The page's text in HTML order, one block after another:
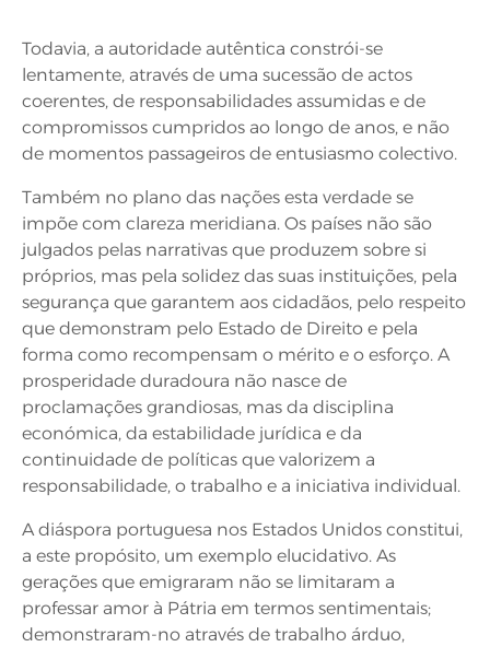
Todavia, a autoridade autêntica constrói-se
lentamente, através de uma sucessão de actos
coerentes, de responsabilidades assumidas e de
compromissos cumpridos ao longo de anos, e não
de momentos passageiros de entusiasmo colectivo.
Também no plano das nações esta verdade se
impõe com clareza meridiana. Os países não são
julgados pelas narrativas que produzem sobre si
próprios, mas pela solidez das suas instituições, pela
segurança que garantem aos cidadãos, pelo respeito
que demonstram pelo Estado de Direito e pela
forma como recompensam o mérito e o esforço. A
prosperidade duradoura não nasce de
proclamações grandiosas, mas da disciplina
económica, da estabilidade jurídica e da
continuidade de políticas que valorizem a
responsabilidade, o trabalho e a iniciativa individual.
A diáspora portuguesa nos Estados Unidos constitui,
a este propósito, um exemplo elucidativo. As
gerações que emigraram não se limitaram a
professar amor à Pátria em termos sentimentais;
demonstraram-no através de trabalho árduo,